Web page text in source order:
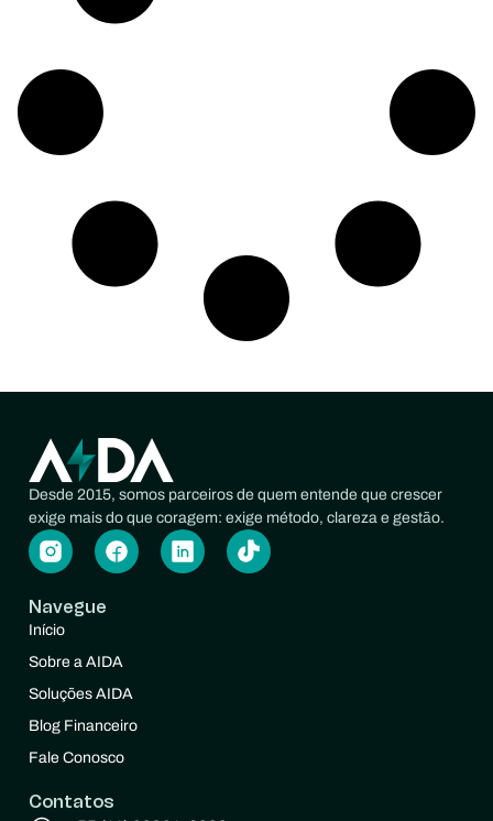
Desde 2015, somos parceiros de quem entende que crescer
exige mais do que coragem: exige método, clareza e gestão.
Navegue
Início
Sobre a AIDA
Soluções AIDA
Blog Financeiro
Fale Conosco
Contatos